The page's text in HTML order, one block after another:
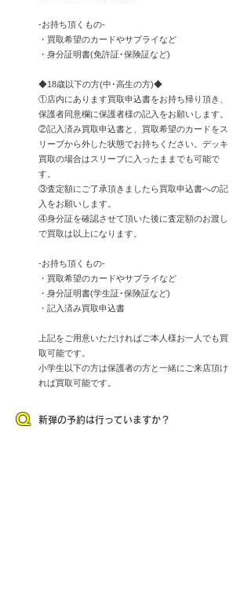
-お持ち頂くもの-
・買取希望のカードやサプライなど
・身分証明書(免許証･保険証など)
◆18歳以下の方(中･高生の方)◆
①店内にあります買取申込書をお持ち帰り頂き、
保護者同意欄に保護者様の記入をお願いします。
②記入済み買取申込書と、買取希望のカードをス
リーブから外した状態でお持ちください。デッキ
買取の場合はスリーブに入ったままでも可能で
す。
③査定額にご了承頂きましたら買取申込書への記
入をお願いします。
④身分証を確認させて頂いた後に査定額のお渡し
で買取は以上になります。
-お持ち頂くもの-
・買取希望のカードやサプライなど
・身分証明書(学生証･保険証など)
・記入済み買取申込書
上記をご用意いただければご本人様お一人でも買
取可能です。
​小学生以下の方は保護者の方と一緒にご来店頂け
れば買取可能です。
Q 新弾の予約は行っていますか？